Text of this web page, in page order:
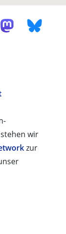
wir
zur